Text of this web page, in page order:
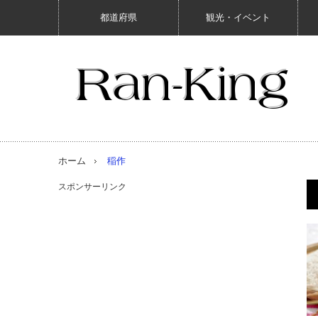
都道府県 観光・イベント
ホーム 稲作
スポンサーリンク